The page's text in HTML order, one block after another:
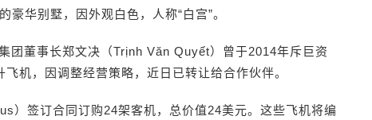
华别墅，因外观白色，人称“白宫”。
团董事长郑文决（Trịnh Văn Quyết）曾于2014年斥巨资
机，因调整经营策略，近日已转让给合作伙伴。
）签订合同订购24架客机，总价值24美元。这些飞机将编